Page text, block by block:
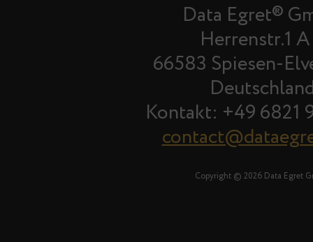
Data Egret®
Herrenstr.1
66583 Spiesen-
Kontakt: +49 6821
Copyright © 2026 Data Egret